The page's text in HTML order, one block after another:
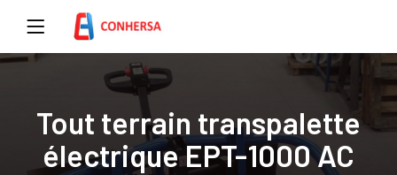
Tout terrain transpalette
électrique EPT-1000 AC